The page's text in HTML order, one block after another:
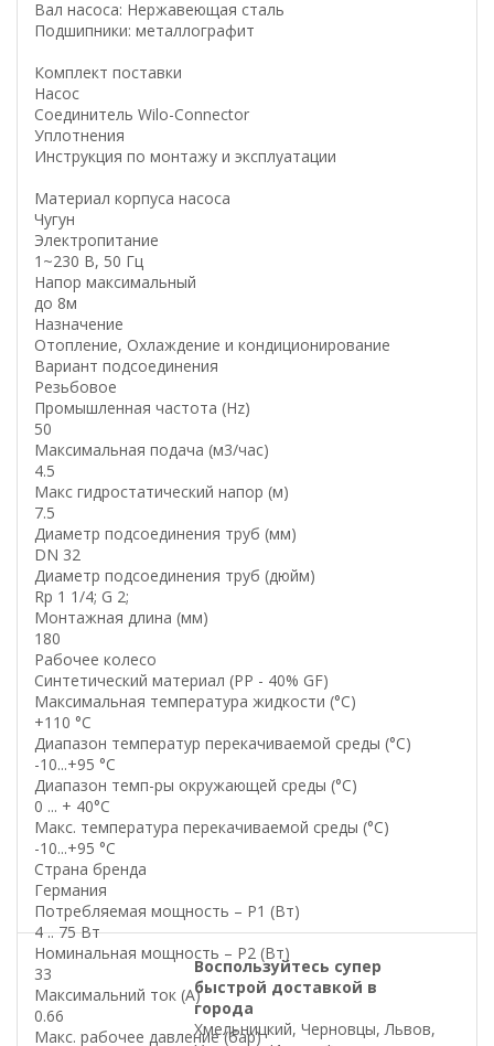
Вал насоса: Нержавеющая сталь
Подшипники: металлографит
Комплект поставки
Насос
Соединитель Wilo-Connector
Уплотнения
Инструкция по монтажу и эксплуатации
Материал корпуса насоса
Чугун
Электропитание
1~230 В, 50 Гц
Напор максимальный
до 8м
Назначение
Отопление, Охлаждение и кондиционирование
Вариант подсоединения
Резьбовое
Промышленная частота (Hz)
50
Максимальная подача (м3/час)
4.5
Макс гидростатический напор (м)
7.5
Диаметр подсоединения труб (мм)
DN 32
Диаметр подсоединения труб (дюйм)
Rp 1 1/4; G 2;
Монтажная длина (мм)
180
Рабочее колесо
Синтетический материал (PP - 40% GF)
Максимальная температура жидкости (°C)
+110 °C
Диапазон температур перекачиваемой среды (°C)
-10...+95 °C
Диапазон темп-ры окружающей среды (°C)
0 ... + 40°C
Макс. температура перекачиваемой среды (°C)
-10...+95 °C
Страна бренда
Германия
Потребляемая мощность – P1 (Вт)
4 .. 75 Вт
Номинальная мощность – P2 (Вт)
33
Максимальний ток (А)
0.66
Макс. рабочее давление (бар)
Воспользуйтесь супер
быстрой доставкой в
города
Хмельницкий, Черновцы, Львов,